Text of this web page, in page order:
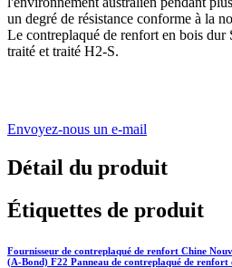
un degré de résistance conforme à la
Le contreplaqué de renfort en bois
traité et traité H2-S.
Envoyez-nous un e-mail
Détail du produit
Étiquettes de produit
Fournisseur de contreplaqué de renfort Chine
(A-Bond) F22 Panneau de contreplaqué de renfort